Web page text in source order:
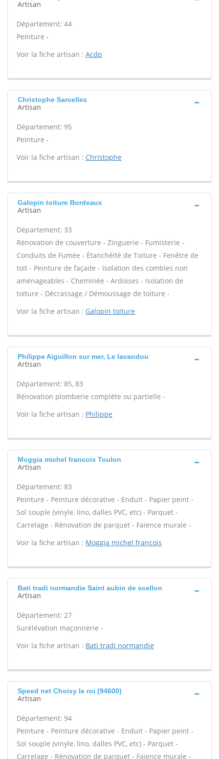
Artisan
Département: 44
Peinture -
Voir la fiche artisan : Acdp
Christophe Sarcelles
Artisan
Département: 95
Peinture -
Voir la fiche artisan : Christophe
Galopin toiture Bordeaux
Artisan
Département: 33
Rénovation de couverture - Zinguerie - Fumisterie -
Conduits de Fumée - Étanchéité de Toiture - Fenêtre de
toit - Peinture de façade - Isolation des combles non
aménageables - Cheminée - Ardoises - Isolation de
toiture - Décrassage / Démoussage de toiture -
Voir la fiche artisan : Galopin toiture
Philippe Aiguillon sur mer, Le lavandou
Artisan
Département: 85, 83
Rénovation plomberie complète ou partielle -
Voir la fiche artisan : Philippe
Moggia michel francois Toulon
Artisan
Département: 83
Peinture - Peinture décorative - Enduit - Papier peint -
Sol souple (vinyle, lino, dalles PVC, etc) - Parquet -
Carrelage - Rénovation de parquet - Faïence murale -
Voir la fiche artisan : Moggia michel francois
Bati tradi normandie Saint aubin de scellon
Artisan
Département: 27
Surélévation maçonnerie -
Voir la fiche artisan : Bati tradi normandie
Speed net Choisy le roi (94600)
Artisan
Département: 94
Peinture - Peinture décorative - Enduit - Papier peint -
Sol souple (vinyle, lino, dalles PVC, etc) - Parquet -
Carrelage - Rénovation de parquet - Faïence murale -